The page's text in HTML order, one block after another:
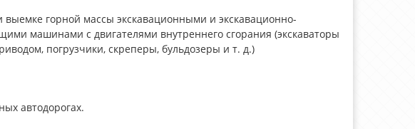
горной массы экскавационными и экскавационно-
машинами с двигателями внутреннего сгорания (экскаваторы
погрузчики, скреперы, бульдозеры и т. д.)
автодорогах.